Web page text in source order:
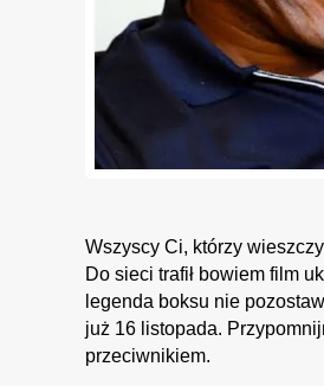
Wszyscy Ci, którzy
Do sieci trafił bowiem film
legenda boksu nie
już 16 listopada.
przeciwnikiem.